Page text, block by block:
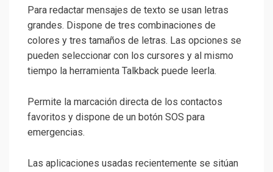
Para redactar mensajes de texto se usan letras
grandes. Dispone de tres combinaciones de
colores y tres tamaños de letras. Las opciones se
pueden seleccionar con los cursores y al mismo
tiempo la herramienta Talkback puede leerla.
Permite la marcación directa de los contactos
favoritos y dispone de un botón SOS para
emergencias.
Las aplicaciones usadas recientemente se sitúan